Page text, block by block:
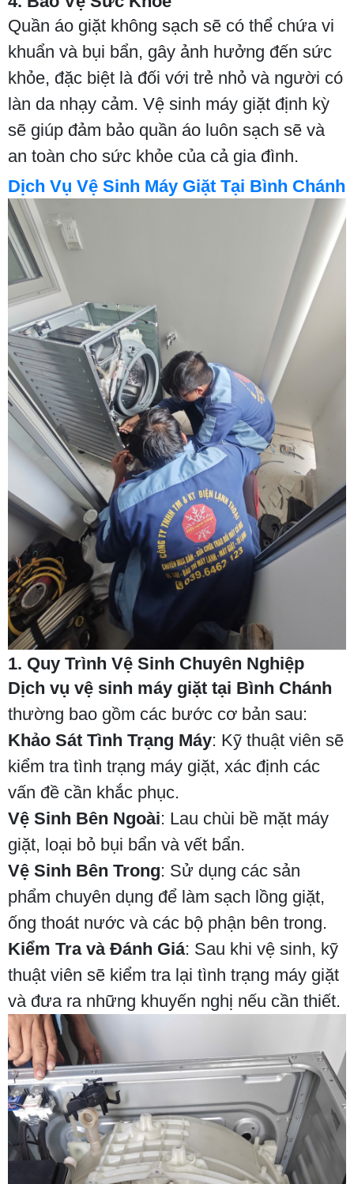
Quần áo giặt không sạch sẽ có thể chứa vi
khuẩn và bụi bẩn, gây ảnh hưởng đến sức
khỏe, đặc biệt là đối với trẻ nhỏ và người có
làn da nhạy cảm. Vệ sinh máy giặt định kỳ
sẽ giúp đảm bảo quần áo luôn sạch sẽ và
an toàn cho sức khỏe của cả gia đình.
Dịch Vụ Vệ Sinh Máy Giặt Tại Bình Chánh
1. Quy Trình Vệ Sinh Chuyên Nghiệp
Dịch vụ vệ sinh máy giặt tại Bình Chánh
thường bao gồm các bước cơ bản sau:
Khảo Sát Tình Trạng Máy: Kỹ thuật viên sẽ
kiểm tra tình trạng máy giặt, xác định các
vấn đề cần khắc phục.
Vệ Sinh Bên Ngoài: Lau chùi bề mặt máy
giặt, loại bỏ bụi bẩn và vết bẩn.
Vệ Sinh Bên Trong: Sử dụng các sản
phẩm chuyên dụng để làm sạch lồng giặt,
ống thoát nước và các bộ phận bên trong.
Kiểm Tra và Đánh Giá: Sau khi vệ sinh, kỹ
thuật viên sẽ kiểm tra lại tình trạng máy giặt
và đưa ra những khuyến nghị nếu cần thiết.